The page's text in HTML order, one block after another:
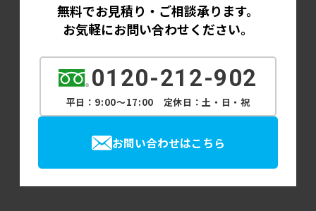
無料でお見積り・ご相談承ります。
お気軽にお問い合わせください。
0120-212-902
平日：9:00～17:00 定休日：土・日・祝
お問い合わせはこちら